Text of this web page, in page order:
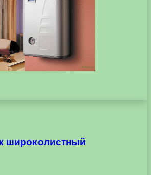
широколистный